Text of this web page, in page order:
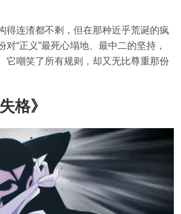
得连渣都不剩，但在那种近乎荒诞的疯
对“正义”最死心塌地、最中二的坚持，
它嘲笑了所有规则，却又无比尊重那份
格》